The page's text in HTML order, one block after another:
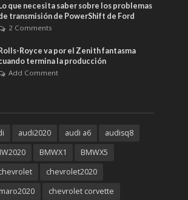
Lo que necesita saber sobre los problemas
transmisión de PowerShift de Ford
2 Comments
Rolls-Royce va por el Zenith fantasma
termina la producción
Add Comment
audi2020 audi a6
audisq8
BMWX1
BMWX5
chevrolet2020
chevrolet corvette